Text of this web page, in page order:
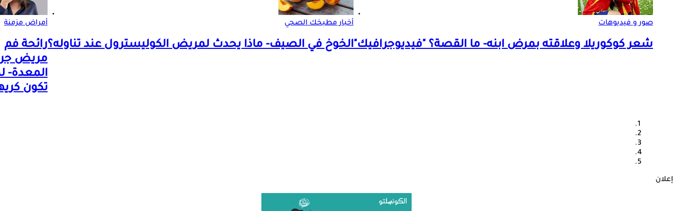
صور و فيديوهات
شعر كوكوريلا وعلاقته بمرض ابنه- ما القصة؟ "فيديوجرافيك"
أخبار مطبخك الصحي
الخوخ في الصيف- ماذا يحدث لمريض الكوليسترول عند تناوله؟
أمراض مزمنة
رائحة فم
مريض
المعدة-
تكون
إعلان